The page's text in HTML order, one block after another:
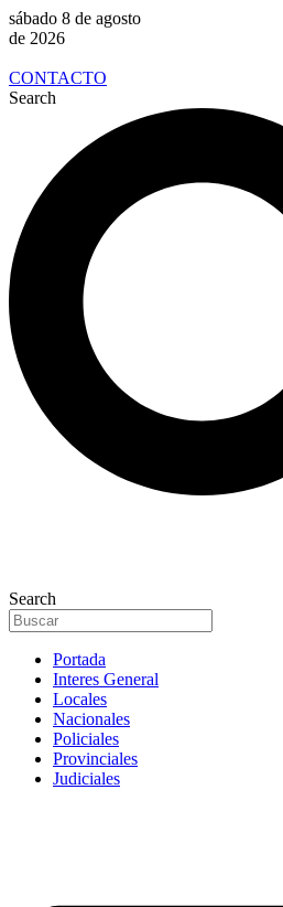
sábado 8 de agosto
de 2026
CONTACTO
Search
Search
Portada
Interes General
Locales
Nacionales
Policiales
Provinciales
Judiciales